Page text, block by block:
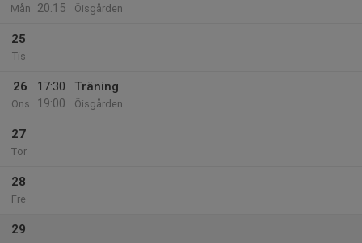
Mån
20:15
Öisgården
25
Tis
26
Ons
17:30
19:00
Träning
Öisgården
27
Tor
28
Fre
29